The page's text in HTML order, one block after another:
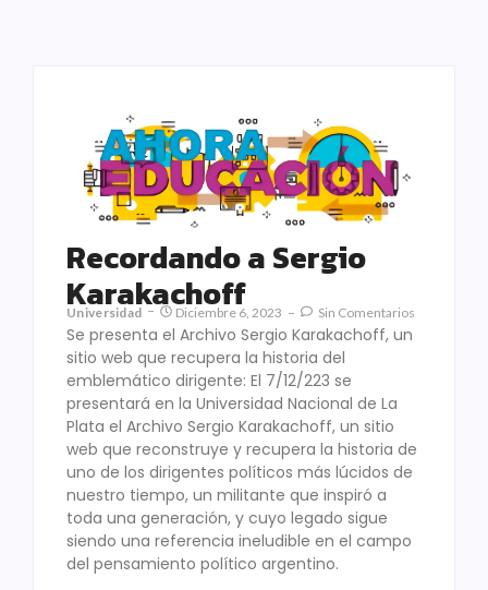
Recordando a Sergio
Karakachoff
Universidad Diciembre 6, 2023 Sin Comentarios
Se presenta el Archivo Sergio Karakachoff, un
sitio web que recupera la historia del
emblemático dirigente: El 7/12/223 se
presentará en la Universidad Nacional de La
Plata el Archivo Sergio Karakachoff, un sitio
web que reconstruye y recupera la historia de
uno de los dirigentes políticos más lúcidos de
nuestro tiempo, un militante que inspiró a
toda una generación, y cuyo legado sigue
siendo una referencia ineludible en el campo
del pensamiento político argentino.